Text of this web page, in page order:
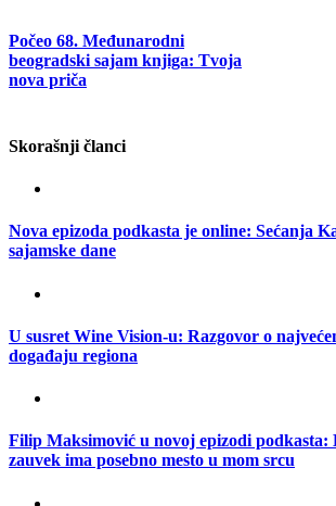
Počeo 68. Međunarodni
beogradski sajam knjiga: Tvoja
nova priča
Skorašnji članci
Nova epizoda podkasta je online: Sećanja
sajamske dane
U susret Wine Vision-u: Razgovor o
događaju regiona
Filip Maksimović u novoj epizodi podkasta:
zauvek ima posebno mesto u mom srcu